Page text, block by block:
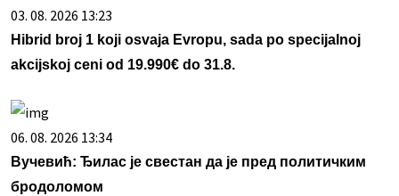
03. 08. 2026 13:23
Hibrid broj 1 koji osvaja Evropu, sada po specijalnoj
akcijskoj ceni od 19.990€ do 31.8.
06. 08. 2026 13:34
Вучевић: Ђилас је свестан да је пред политичким
бродоломом